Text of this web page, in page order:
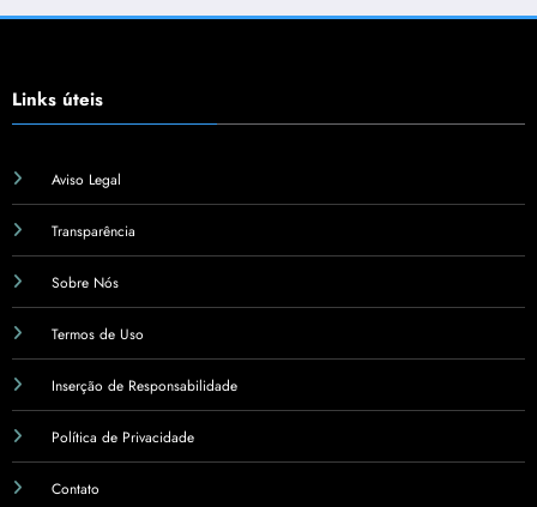
Links úteis
Aviso Legal
Transparência
Sobre Nós
Termos de Uso
Inserção de Responsabilidade
Política de Privacidade
Contato